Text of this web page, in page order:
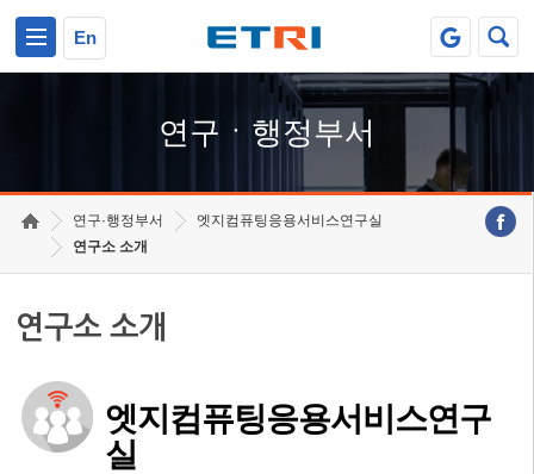
En
연구ㆍ행정부서
연구·행정부서
엣지컴퓨팅응용서비스연구실
연구소 소개
연구소 소개
엣지컴퓨팅응용서비스연구
실